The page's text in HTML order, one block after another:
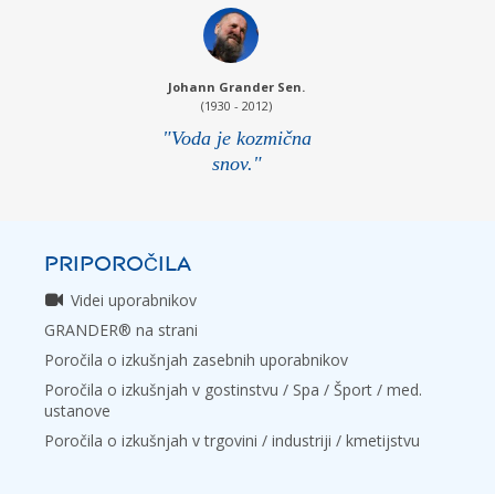
Johann Grander Sen.
(1930 - 2012)
"Voda je kozmična
snov."
PRIPOROČILA
Videi uporabnikov
GRANDER® na strani
Poročila o izkušnjah zasebnih uporabnikov
Poročila o izkušnjah v gostinstvu / Spa / Šport / med.
ustanove
Poročila o izkušnjah v trgovini / industriji / kmetijstvu